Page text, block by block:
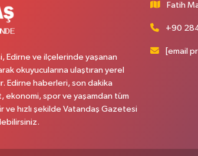
Edirne ve ilçelerinde yaşanan
okuyucularına ulaştıran yerel
Edirne haberleri, son dakika
ekonomi, spor ve yaşamdan tüm
ve hızlı şekilde Vatandaş Gazetesi
Fatih
+90
[email